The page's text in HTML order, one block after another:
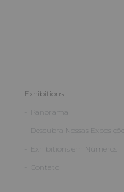
Exhibitions
Panorama
Descubra Nossas Exposições
Exhibitions em Números
Contato